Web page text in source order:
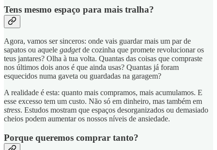
Tens mesmo espaço para mais tralha?
Agora, vamos ser sinceros: onde vais guardar mais um par de
sapatos ou aquele gadgetde cozinha que promete revolucionar os
teus jantares? Olha à tua volta. Quantas das coisas que compraste
nos últimos dois anos é que ainda usas? Quantas já foram
esquecidos numa gaveta ou guardadas na garagem?
A realidade é esta: quanto mais compramos, mais acumulamos. E
esse excesso tem um custo. Não só em dinheiro, mas também em
stress. Estudos mostram que espaços desorganizados ou demasiado
cheios podem aumentar os nossos níveis de ansiedade.
Porque queremos comprar tanto?